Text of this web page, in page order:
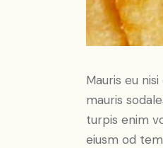
Mauris eu
mauris
turpis enim
eiusm od